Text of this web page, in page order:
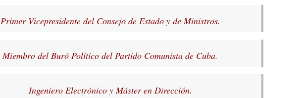
Primer Vicepresidente del Consejo de Estado y de Ministros.
Miembro del Buró Político del Partido Comunista de Cuba.
Ingeniero Electrónico y Máster en Dirección.